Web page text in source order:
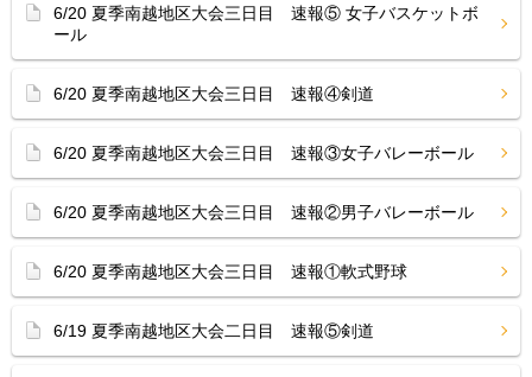
6/20 夏季南越地区大会三日目 速報⑤ 女子バスケットボ
ール
6/20 夏季南越地区大会三日目 速報④剣道
6/20 夏季南越地区大会三日目 速報③女子バレーボール
6/20 夏季南越地区大会三日目 速報②男子バレーボール
6/20 夏季南越地区大会三日目 速報①軟式野球
6/19 夏季南越地区大会二日目 速報⑤剣道